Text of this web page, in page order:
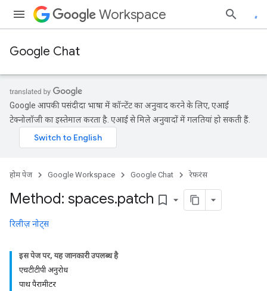
Workspace
Google Chat
Google आपकी पसंदीदा भाषा में कॉन्टेंट का अनुवाद करने के लिए, एआई
टेक्नोलॉजी का इस्तेमाल करता है. एआई से मिले अनुवादों में गलतियां हो सकती हैं.
होम पेज Google Workspace Google Chat रेफ़रंस
Method: spaces.patch bookmark_border
रिलीज़ नोट्स
इस पेज पर, यह जानकारी उपलब्ध है
एचटीटीपी अनुरोध
पाथ पैरामीटर